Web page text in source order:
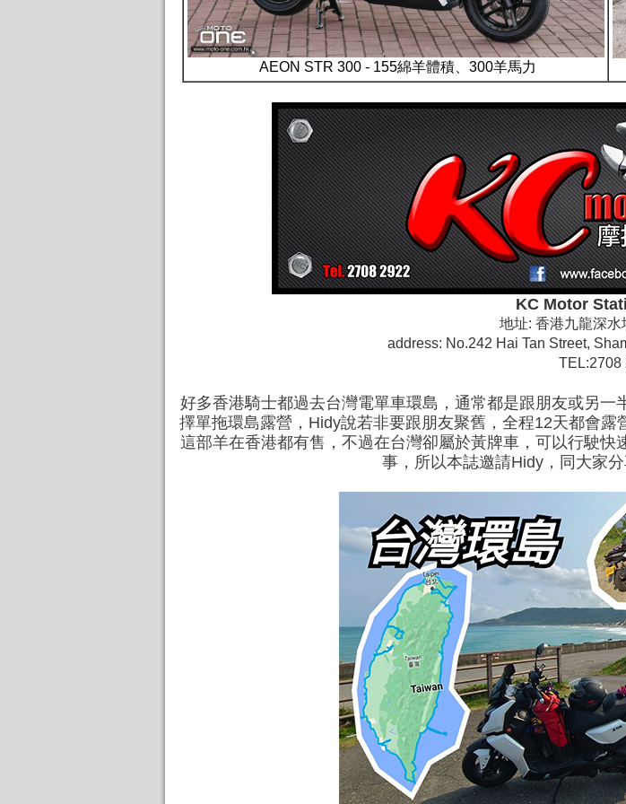
AEON STR 300 - 155綿羊體積、300羊馬力
KC Motor
地址: 香港九龍深
address: No.242 Hai Tan Street,
TEL:2708
好多香港騎士都過去台灣電單車環島，通常都是跟朋友或另
擇單拖環島露營，Hidy說若非要跟朋友聚舊，全程12天都會
這部羊在香港都有售，不過在台灣卻屬於黃牌車，可以行駛
事，所以本誌邀請Hidy，同大家